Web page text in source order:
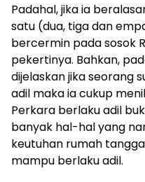
Padahal, jika ia
satu (dua, tiga dan
bercermin pada sosok
pekertinya. Bahkan,
dijelaskan jika seorang
adil maka ia cukup
Perkara berlaku adil
banyak hal-hal yang
keutuhan rumah
mampu berlaku adil.